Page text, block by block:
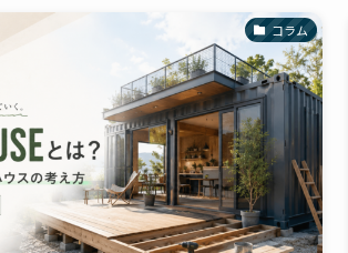
コラム